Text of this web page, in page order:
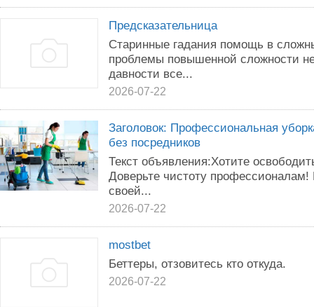
Предсказательница
Старинные гадания помощь в
проблемы повышенной сложности
давности все...
2026-07-22
Заголовок: Профессиональная
без посредников
Текст объявления:Хотите
Доверьте чистоту
своей...
2026-07-22
mostbet
Беттеры, отзовитесь кто откуда.
2026-07-22